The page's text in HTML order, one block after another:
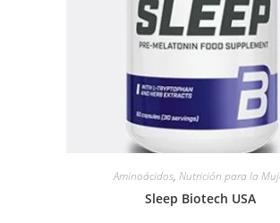
Aminoácidos, Nutrición para la
Sleep Biotech USA